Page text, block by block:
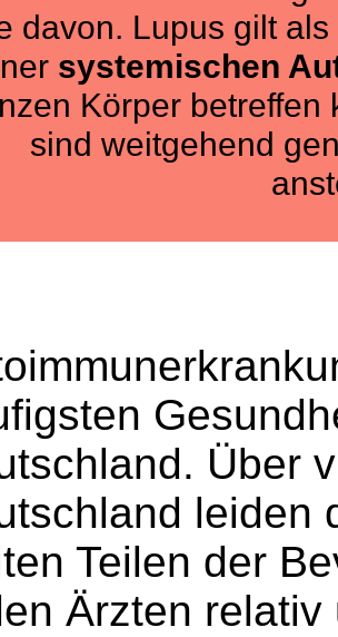
davon. Lupus gilt
systemischen
Körper betreffen
sind weitgehend
Über
leiden
Teilen der
Ärzten relativ